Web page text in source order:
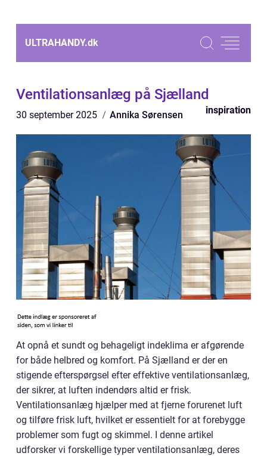
ULTRAHANDY.dk
Ventilationsanlæg på Sjælland
30 september 2025 Annika Sørensen inspiration
At opnå et sundt og behageligt indeklima er afgørende
for både helbred og komfort. På Sjælland er der en
stigende efterspørgsel efter effektive ventilationsanlæg,
der sikrer, at luften indendørs altid er frisk.
Ventilationsanlæg hjælper med at fjerne forurenet luft
og tilføre frisk luft, hvilket er essentielt for at forebygge
problemer som fugt og skimmel. I denne artikel
udforsker vi forskellige typer ventilationsanlæg, deres